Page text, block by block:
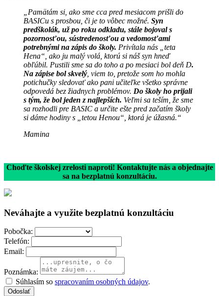
„Pamätám si, ako sme cca pred mesiacom prišli do
BASICu s prosbou, či je to vôbec možné. Syn
predškolák, už po roku odkladu, stále bojoval s
pozornosťou, sústredenosťou a vedomosťami
potrebnými na zápis do školy. Privítala nás „teta
Hena“, ako ju malý volá, ktorú si náš syn hneď
obľúbil. Pustili sme sa do toho a po mesiaci bol deň D.
Na zápise bol skvelý , viem to, pretože som ho mohla
potichučky sledovať ako pani učiteľke všetko správne
odpovedá bez žiadnych problémov. Do školy ho prijali
s tým, že bol jeden z najlepších. Veľmi sa teším, že sme
sa rozhodli pre BASIC a určite ešte pred začatím školy
si dáme hodiny s „tetou Henou“, ktorá je úžasná.“
Mamina
Choďte školskej zrelosti naproti! Kontaktujte nás a objednajte
sa na bezplatnú konzultáciu.
Neváhajte a využite bezplatnú konzultáciu
Pobočka:
Telefón:
Email:
Poznámka:
Súhlasím so spracovaním osobných údajov.
Odoslať